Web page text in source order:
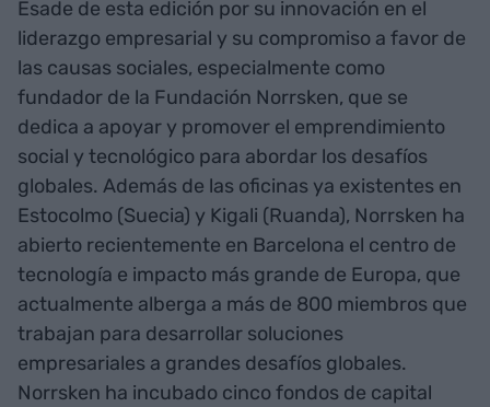
Esade de esta edición por su innovación en el
liderazgo empresarial y su compromiso a favor de
las causas sociales, especialmente como
fundador de la Fundación Norrsken, que se
dedica a apoyar y promover el emprendimiento
social y tecnológico para abordar los desafíos
globales. Además de las oficinas ya existentes en
Estocolmo (Suecia) y Kigali (Ruanda), Norrsken ha
abierto recientemente en Barcelona el centro de
tecnología e impacto más grande de Europa, que
actualmente alberga a más de 800 miembros que
trabajan para desarrollar soluciones
empresariales a grandes desafíos globales.
Norrsken ha incubado cinco fondos de capital